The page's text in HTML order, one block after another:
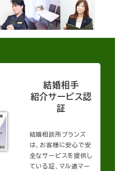
結婚相手
紹介サービス認
証
結婚相談所ブランズ
は、お客様に安心で安
全なサービスを提供し
ている証、マル適マー